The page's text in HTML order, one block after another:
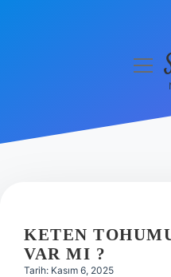
Hakkımızda
KETEN
VAR MI ?
Tarih: Kasım 6, 2025